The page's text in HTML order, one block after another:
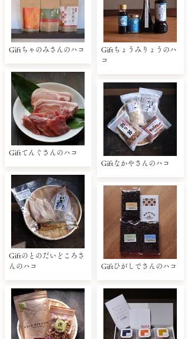
Giftちゃのみさんのハコ
Giftてんぐさんのハコ
Giftのとのだいどころさ
んのハコ
Giftちょうみりょうのハ
コ
Giftなかやさんのハコ
Giftひがしでさんのハコ